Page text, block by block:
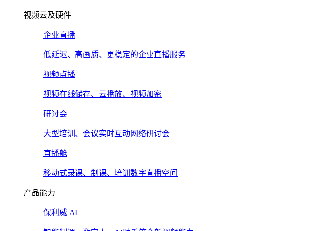
视频云及硬件
企业直播
低延迟、高画质、更稳定的企业直播服务
视频点播
视频在线储存、云播放、视频加密
研讨会
大型培训、会议实时互动网络研讨会
直播舱
移动式录课、制课、培训数字直播空间
产品能力
保利威 AI